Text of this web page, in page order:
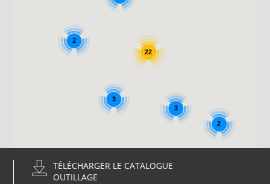
2
22
2
3
3
TÉLÉCHARGER LE CATALOGUE
OUTILLAGE